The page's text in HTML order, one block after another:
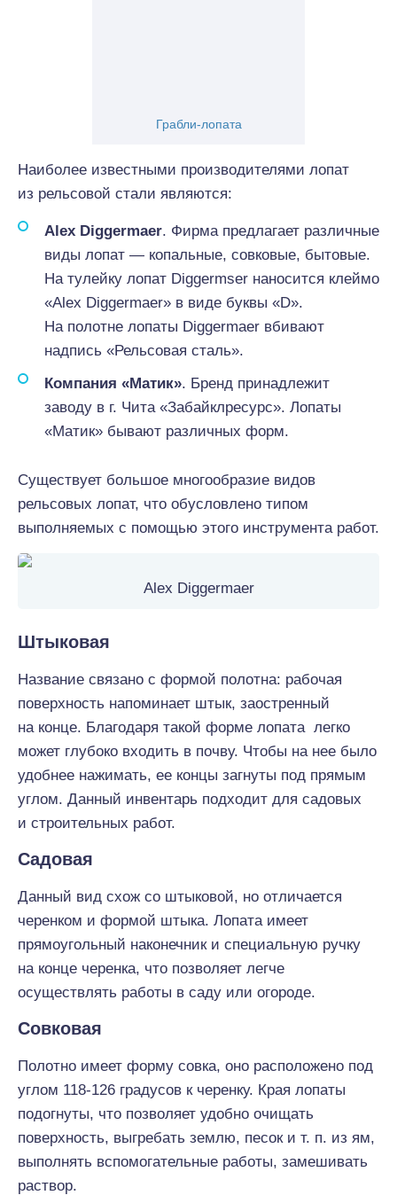
Грабли-лопата
Наиболее известными производителями лопат
из рельсовой стали являются:
Alex Diggermaer. Фирма предлагает различные
виды лопат — копальные, совковые, бытовые.
На тулейку лопат Diggermser наносится клеймо
«Alex Diggermaer» в виде буквы «D».
На полотне лопаты Diggermaer вбивают
надпись «Рельсовая сталь».
Компания «Матик». Бренд принадлежит
заводу в г. Чита «Забайклресурс». Лопаты
«Матик» бывают различных форм.
Существует большое многообразие видов
рельсовых лопат, что обусловлено типом
выполняемых с помощью этого инструмента работ.
Alex Diggermaer
Штыковая
Название связано с формой полотна: рабочая
поверхность напоминает штык, заостренный
на конце. Благодаря такой форме лопата легко
может глубоко входить в почву. Чтобы на нее было
удобнее нажимать, ее концы загнуты под прямым
углом. Данный инвентарь подходит для садовых
и строительных работ.
Садовая
Данный вид схож со штыковой, но отличается
черенком и формой штыка. Лопата имеет
прямоугольный наконечник и специальную ручку
на конце черенка, что позволяет легче
осуществлять работы в саду или огороде.
Совковая
Полотно имеет форму совка, оно расположено под
углом 118-126 градусов к черенку. Края лопаты
подогнуты, что позволяет удобно очищать
поверхность, выгребать землю, песок и т. п. из ям,
выполнять вспомогательные работы, замешивать
раствор.